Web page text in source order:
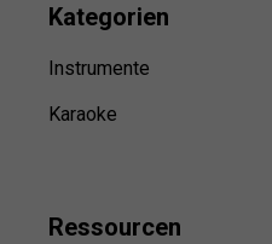
Kategorien
Instrumente
Karaoke
Ressourcen